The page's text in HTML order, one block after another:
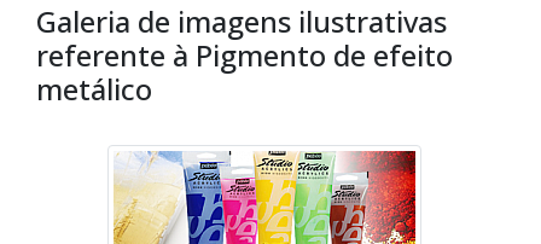
Galeria de imagens ilustrativas
referente à Pigmento de efeito
metálico